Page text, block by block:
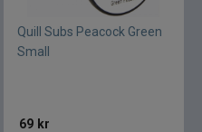
Quill Subs Peacock Green
Small
69 kr